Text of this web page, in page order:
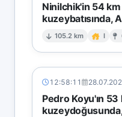
Ninilchik'in 54 km
kuzeybatısında,
105.2 km I
12:58:11
Pedro Koyu'ın